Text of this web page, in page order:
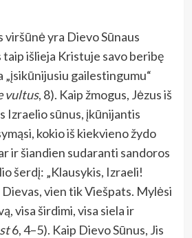
viršūnė yra Dievo Sūnaus
taip išlieja Kristuje savo beribę
„įsikūnijusiu gailestingumu“
vultus, 8). Kaip žmogus, Jėzus iš
Izraelio sūnus, įkūnijantis
kokio iš kiekvieno žydo
ir šiandien sudaranti sandoros
šerdį: „Klausykis, Izraeli!
vien tik Viešpats. Mylėsi
visa širdimi, visa siela ir
6, 4–5). Kaip Dievo Sūnus, Jis